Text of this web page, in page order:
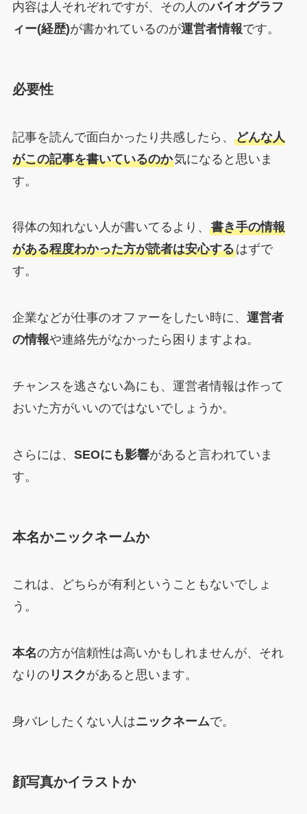
内容は人それぞれですが、その人のバイオグラフ
ィー(経歴)が書かれているのが運営者情報です。
必要性
記事を読んで面白かったり共感したら、 どんな人
がこの記事を書いているのか気になると思いま
す。
得体の知れない人が書いてるより、 書き手の情報
がある程度わかった方が読者は安心するはずで
す。
企業などが仕事のオファーをしたい時に、 運営者
の情報や連絡先がなかったら困りますよね。
チャンスを逃さない為にも、運営者情報は作って
おいた方がいいのではないでしょうか。
さらには、 SEOにも影響があると言われていま
す。
本名かニックネームか
これは、どちらが有利ということもないでしょ
う。
本名の方が信頼性は高いかもしれませんが、それ
なりのリスクがあると思います。
身バレしたくない人はニックネームで。
顔写真かイラストか